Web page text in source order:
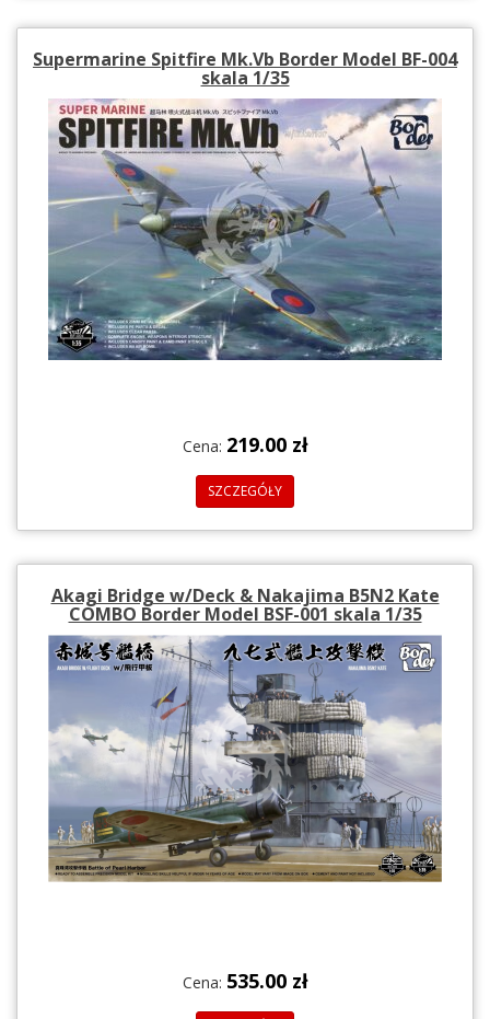
Supermarine Spitfire Mk.Vb Border Model BF-004
skala 1/35
Cena: 219.00 zł
SZCZEGÓŁY
Akagi Bridge w/Deck & Nakajima B5N2 Kate
COMBO Border Model BSF-001 skala 1/35
Cena: 535.00 zł